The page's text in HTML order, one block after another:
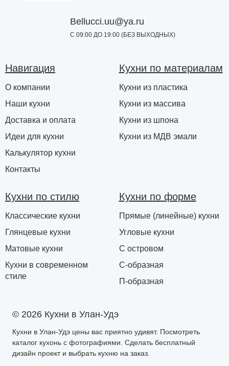
Bellucci.uu@ya.ru
С 09:00 ДО 19:00 (БЕЗ ВЫХОДНЫХ)
© 2026 Кухни в Улан-Удэ
Кухни в Улан-Удэ цены вас приятно удивят. Посмотреть
каталог кухонь с фотографиями. Сделать бесплатный
дизайн проект и выбрать кухню на заказ.
Навигация
О компании
Наши кухни
Доставка и оплата
Идеи для кухни
Калькулятор кухни
Контакты
Кухни по материалам
Кухни из пластика
Кухни из массива
Кухни из шпона
Кухни из МДВ эмали
Кухни по стилю
Классические кухни
Глянцевые кухни
Матовые кухни
Кухни в современном
стиле
Кухни по форме
Прямые (линейные) кухни
Угловые кухни
С островом
С-образная
П-образная